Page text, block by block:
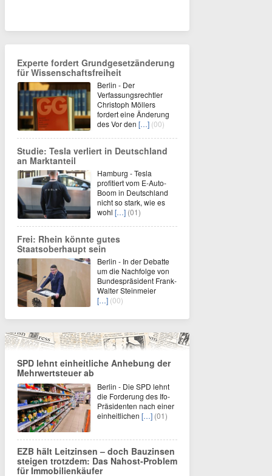
Experte fordert Grundgesetzänderung
für Wissenschaftsfreiheit
Berlin - Der
Verfassungsrechtler
Christoph Möllers
fordert eine Änderung
des Vor den […] (00)
Studie: Tesla verliert in Deutschland
an Marktanteil
Hamburg - Tesla
profitiert vom E-Auto-
Boom in Deutschland
nicht so stark, wie es
wohl […] (01)
Frei: Rhein könnte gutes
Staatsoberhaupt sein
Berlin - In der Debatte
um die Nachfolge von
Bundespräsident Frank-
Walter Steinmeier
[…] (00)
SPD lehnt einheitliche Anhebung der
Mehrwertsteuer ab
Berlin - Die SPD lehnt
die Forderung des Ifo-
Präsidenten nach einer
einheitlichen […] (01)
EZB hält Leitzinsen – doch Bauzinsen
steigen trotzdem: Das Nahost-Problem
für Immobilienkäufer